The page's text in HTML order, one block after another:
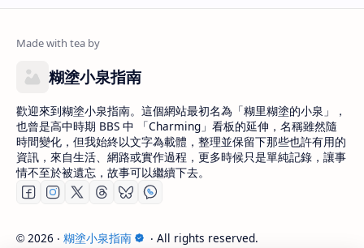
糊塗小泉指南
歡迎來到糊塗小泉指南。這個網站最初名為「糊里糊塗的小泉」，
也曾是高中時期 BBS 中 「Charming」看板的延伸，名稱雖然隨
時間變化，但我始終以文字為載體，整理並保留下那些也許有用的
資訊，來自生活、網路或實作過程，更多時候只是單純記錄，讓事
情不至於被遺忘，故事可以繼續下去。
© 2026 ‧ 糊塗小泉指南 ‧ All rights reserved.